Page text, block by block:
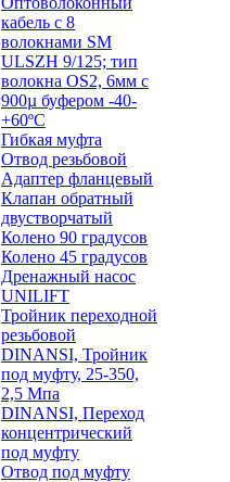
кабель с 8
волокнами SM
ULSZH 9/125; тип
волокна OS2, 6мм с
900µ буфером -40-
+60ºC
Гибкая муфта
Отвод резьбовой
Адаптер фланцевый
Клапан обратный
двустворчатый
Колено 90 градусов
Колено 45 градусов
Дренажный насос
UNILIFT
Тройник переходной
резьбовой
DINANSI, Тройник
под муфту, 25-350,
2,5 Мпа
DINANSI, Переход
концентрический
под муфту
Отвод под муфту